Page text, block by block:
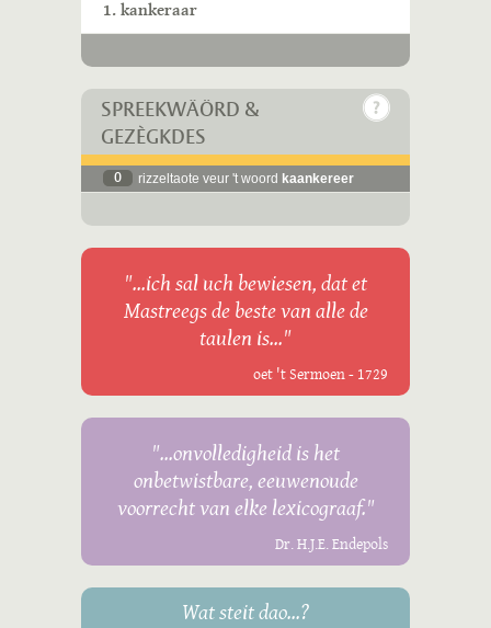
1. kankeraar
SPREEKWÄÖRD &
GEZÈGKDES
0 rizzeltaote veur 't woord kaankereer
"...ich sal uch bewiesen, dat et
Mastreegs de beste van alle de
taulen is..."
oet 't Sermoen - 1729
"...onvolledigheid is het
onbetwistbare, eeuwenoude
voorrecht van elke lexicograaf."
Dr. H.J.E. Endepols
Wat steit dao...?